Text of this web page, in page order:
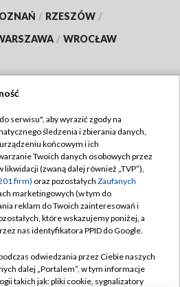
/ RZESZÓW /
/ WROCŁAW
TVP
TVP
prywatności
Moje zgody
Pomoc
Kontakt
serwisu", aby wyrazić zgody na
śledzenia i zbierania danych,
końcowym i ich
Twoich danych osobowych przez
likwidacji (zwaną dalej również „TVP”),
firm) oraz pozostałych Zaufanych
marketingowych (w tym do
reklam do Twoich zainteresowań i
które wskazujemy poniżej, a
nas identyfikatora PPID do Google.
odwiedzania przez Ciebie naszych
dalej „Portalem”, w tym informacje
takich jak: pliki cookie, sygnalizatory